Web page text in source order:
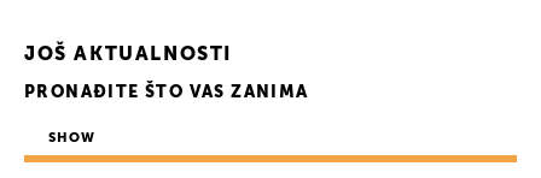
JOŠ AKTUALNOSTI
PRONAĐITE ŠTO VAS ZANIMA
SHOW